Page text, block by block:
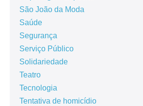
São João da Moda
Saúde
Segurança
Serviço Público
Solidariedade
Teatro
Tecnologia
Tentativa de homicídio